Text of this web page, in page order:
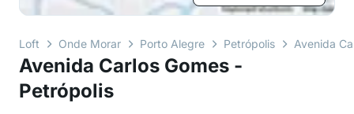
Loft Onde Morar Porto Alegre Petrópolis Avenida
Avenida Carlos Gomes -
Petrópolis